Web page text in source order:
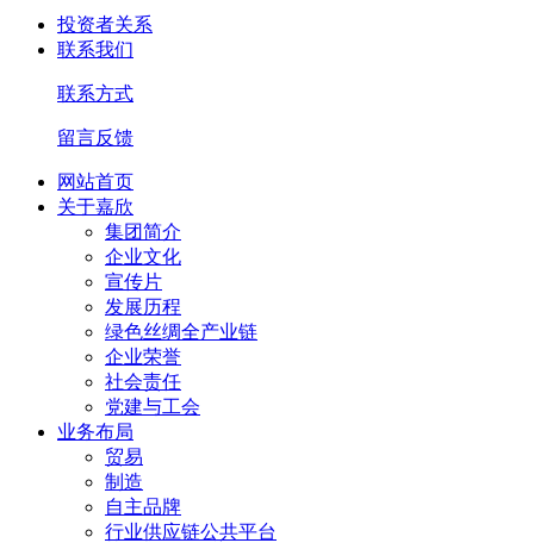
投资者关系
联系我们
联系方式
留言反馈
网站首页
关于嘉欣
集团简介
企业文化
宣传片
发展历程
绿色丝绸全产业链
企业荣誉
社会责任
党建与工会
业务布局
贸易
制造
自主品牌
行业供应链公共平台